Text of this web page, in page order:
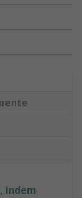
indem